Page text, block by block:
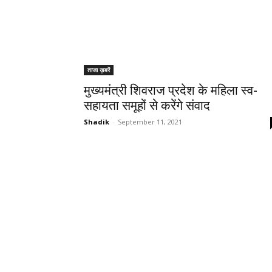
ताजा ख़बरें
मुख्यमंत्री शिवराज प्रदेश के महिला स्व-
सहायता समूहों से करेंगे संवाद
Shadik - September 11, 2021